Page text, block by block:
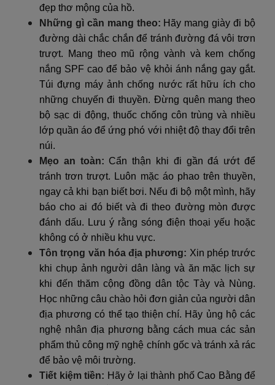
đẹp thơ mộng của hồ.
Những gì cần mang theo: Hãy mang giày đi bộ
đường dài chắc chắn để tránh đường đá vôi trơn
trượt. Mang theo mũ rộng vành và kem chống
nắng SPF cao để bảo vệ khỏi ánh nắng gay gắt.
Túi đựng máy ảnh chống nước rất hữu ích cho
những chuyến đi thuyền. Đừng quên mang theo
bộ sạc di động, thuốc chống côn trùng và nhiều
lớp quần áo để ứng phó với nhiệt độ thay đổi trên
núi.
Mẹo an toàn: Cẩn thận khi đi gần đá ướt để
tránh trơn trượt. Luôn mặc áo phao trên thuyền,
ngay cả khi bạn biết bơi. Nếu đi bộ một mình, hãy
báo cho ai đó biết và đi theo đường mòn được
đánh dấu. Lưu ý rằng sóng điện thoại yếu hoặc
không có ở nhiều khu vực.
Tôn trọng văn hóa địa phương: Xin phép trước
khi chụp ảnh người dân làng và ăn mặc lịch sự
khi đến thăm cộng đồng dân tộc Tày và Nùng.
Học những câu chào hỏi đơn giản của người dân
địa phương có thể tạo thiện chí. Hãy ủng hộ các
nghệ nhân địa phương bằng cách mua các sản
phẩm thủ công mỹ nghệ chính gốc và tránh xả rác
để bảo vệ môi trường.
Tiết kiệm tiền: Hãy ở lại thành phố Cao Bằng để